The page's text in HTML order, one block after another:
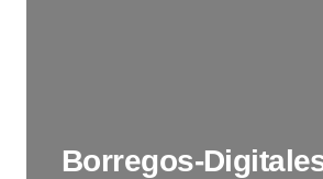
Borregos-